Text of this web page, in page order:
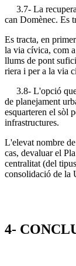
3.7- La
can Domènec. Es
Es tracta, en
la via cívica, com
llums de pont
riera i per a la via
3.8- L'opció que
de planejament
esquarteren el sòl
infrastructures.
L'elevat nombre
cas, devaluar el
centralitat (del
consolidació de la
4-